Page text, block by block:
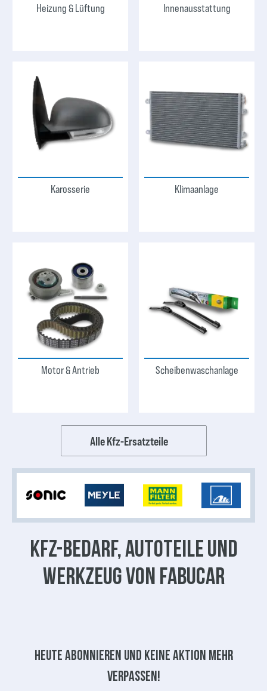
Heizung & Lüftung Innenausstattung
Karosserie Klimaanlage
Motor & Antrieb Scheibenwaschanlage
Alle Kfz-Ersatzteile
KFZ-BEDARF, AUTOTEILE UND
WERKZEUG VON FABUCAR
Heute abonnieren und keine aktion mehr
verpassen!